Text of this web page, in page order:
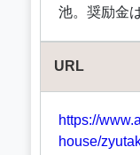
池。奨励金
URL
https://
house/